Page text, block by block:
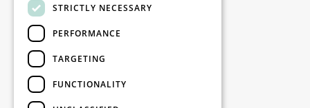
Contact
Restez informé
Restez à jour : inscrivez-vous à nos
newsletters Marketing
STRICTLY NECESSARY
PERFORMANCE
TARGETING
FUNCTIONALITY